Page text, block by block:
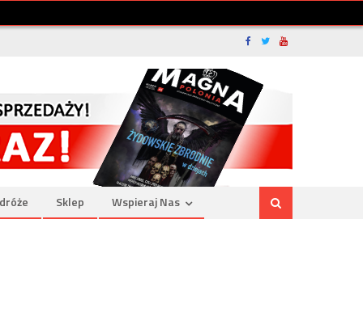
Sklep Wspieraj Nas